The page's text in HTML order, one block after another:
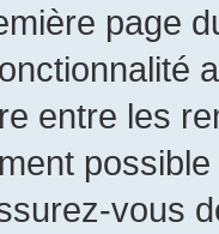
page
entre les
vous